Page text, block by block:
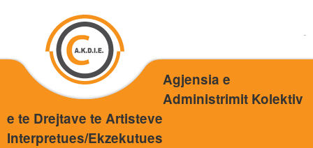
to
main
content
Agjensia e
Administrimit Kolektiv
e te Drejtave te Artisteve
Interpretues/Ekzekutues